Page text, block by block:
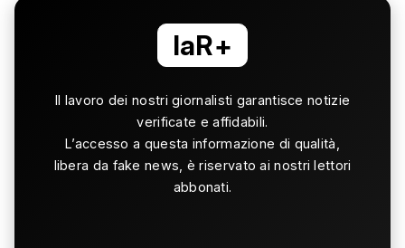
laR+
Il lavoro dei nostri giornalisti garantisce notizie
verificate e affidabili.
L’accesso a questa informazione di qualità,
libera da fake news, è riservato ai nostri lettori
abbonati.